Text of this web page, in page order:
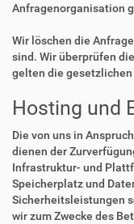
Anfragenorganisation
Wir löschen die
sind. Wir überprüfen
gelten die
Hosting und
Die von uns in
dienen der
Infrastruktur- und
Speicherplatz und
Sicherheitsleistungen
wir zum Zwecke des